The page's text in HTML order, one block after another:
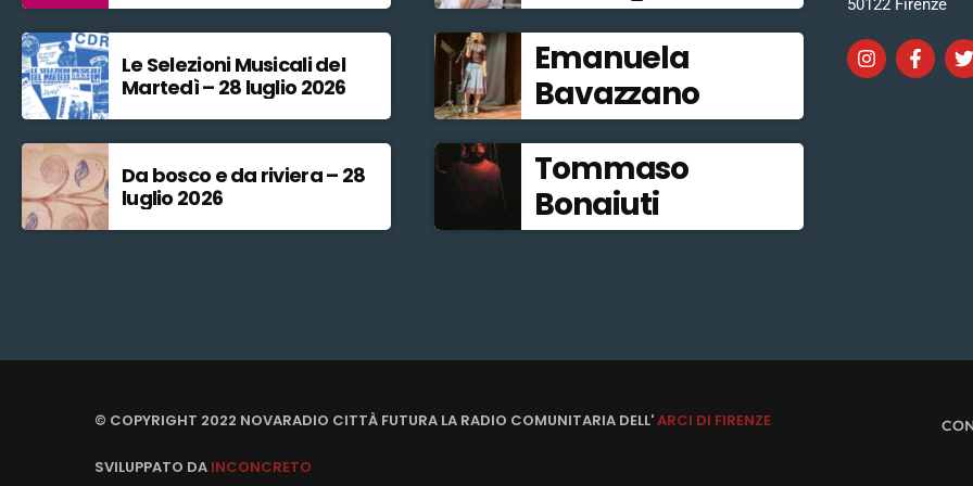
Le Selezioni Musicali del
Martedì – 28 luglio 2026
Da bosco e da riviera – 28
luglio 2026
Emanuela
Bavazzano
Tommaso
Bonaiuti
50122 Firenze
© COPYRIGHT 2022 NOVARADIO CITTÀ FUTURA LA RADIO COMUNITARIA DELL'ARCI DI FIRENZE
SVILUPPATO DA INCONCRETO